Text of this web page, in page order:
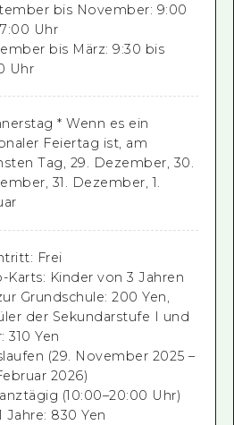
bis November: 9:00
Uhr
bis März: 9:30 bis
Uhr
* Wenn es ein
Feiertag ist, am
Tag, 29. Dezember, 30.
31. Dezember, 1.
Frei
Karts: Kinder von 3 Jahren
Grundschule: 200 Yen,
der Sekundarstufe I und
310 Yen
(29. November 2025 –
2026)
(10:00–20:00 Uhr)
Jahre: 830 Yen